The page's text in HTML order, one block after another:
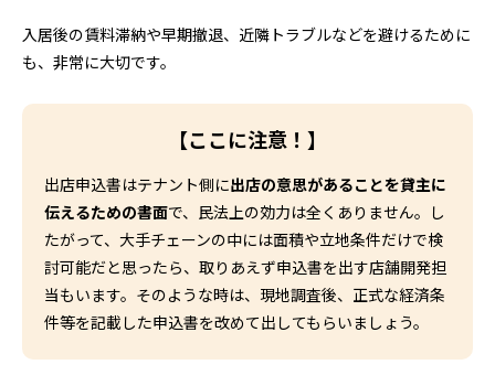
入居後の賃料滞納や早期撤退、近隣トラブルなどを避けるために
も、非常に大切です。
【ここに注意！】
出店申込書はテナント側に出店の意思があることを貸主に
伝えるための書面で、民法上の効力は全くありません。し
たがって、大手チェーンの中には面積や立地条件だけで検
討可能だと思ったら、取りあえず申込書を出す店舗開発担
当もいます。そのような時は、現地調査後、正式な経済条
件等を記載した申込書を改めて出してもらいましょう。